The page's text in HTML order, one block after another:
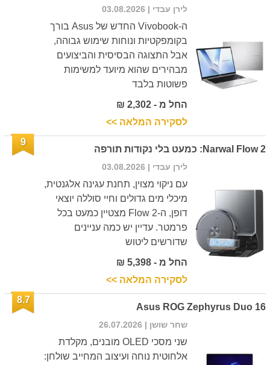
לירן עבדי | 03.08.2026
ה-Vivobook החדש של Asus בורך
בקומפקטיות ונוחות שימוש גבוהה,
אבל התצוגה הבסיסית והביצועים
מבהירים שהוא מיועד למשימות
פשוטות בלבד
החל מ - 2,302 ₪
לסקירה המלאה >>
Narwal Flow 2: כמעט בלי נקודות תורפה
9
לירן עבדי | 03.08.2026
עם ניקוי מצוין, תחנת עגינה אלגנטית,
מיכלי מים גדולים וחיי סוללה יוצאי
דופן, ה-Flow 2 מצטיין כמעט בכל
פרמטר. עדיין יש כמה עניינים
שדורשים ליטוש
החל מ - 5,398 ₪
לסקירה המלאה >>
Asus ROG Zephyrus Duo 16
8.7
שחר שושן | 26.07.2026
שני מסכי OLED מובנים, מקלדת
אלחוטית נוחה ועיצוב המחייב שולחן: